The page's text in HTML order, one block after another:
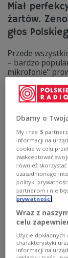
Miał
żartów.
głos
Przede
– bardzo
mikrofonie"
kabarecie
Stanisława
Zobacz więcej na
II wojna światowa
Andrzej
Dbamy o
My i nasi5
informacji na
cookie w celu
zaakceptować
również
uzasadnionego
polityki
partnerom i nie
prywatności
Wraz z
celu
Użycie
charakterystyki
informacji na